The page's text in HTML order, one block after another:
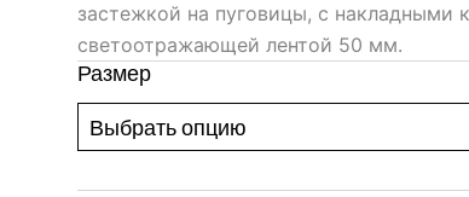
застежкой на пуговицы, с накладными
светоотражающей лентой 50 мм.
Размер
Количество
"Труд"
п/